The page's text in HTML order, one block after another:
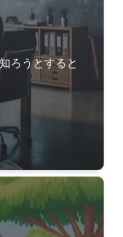
ろうとすると